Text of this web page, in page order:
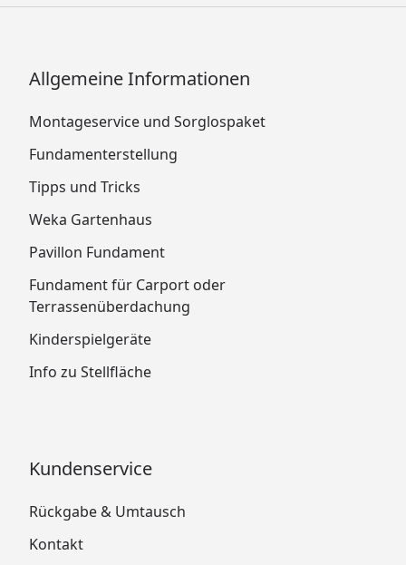
Allgemeine Informationen
Montageservice und Sorglospaket
Fundamenterstellung
Tipps und Tricks
Weka Gartenhaus
Pavillon Fundament
Fundament für Carport oder
Terrassenüberdachung
Kinderspielgeräte
Info zu Stellfläche
Kundenservice
Rückgabe & Umtausch
Kontakt